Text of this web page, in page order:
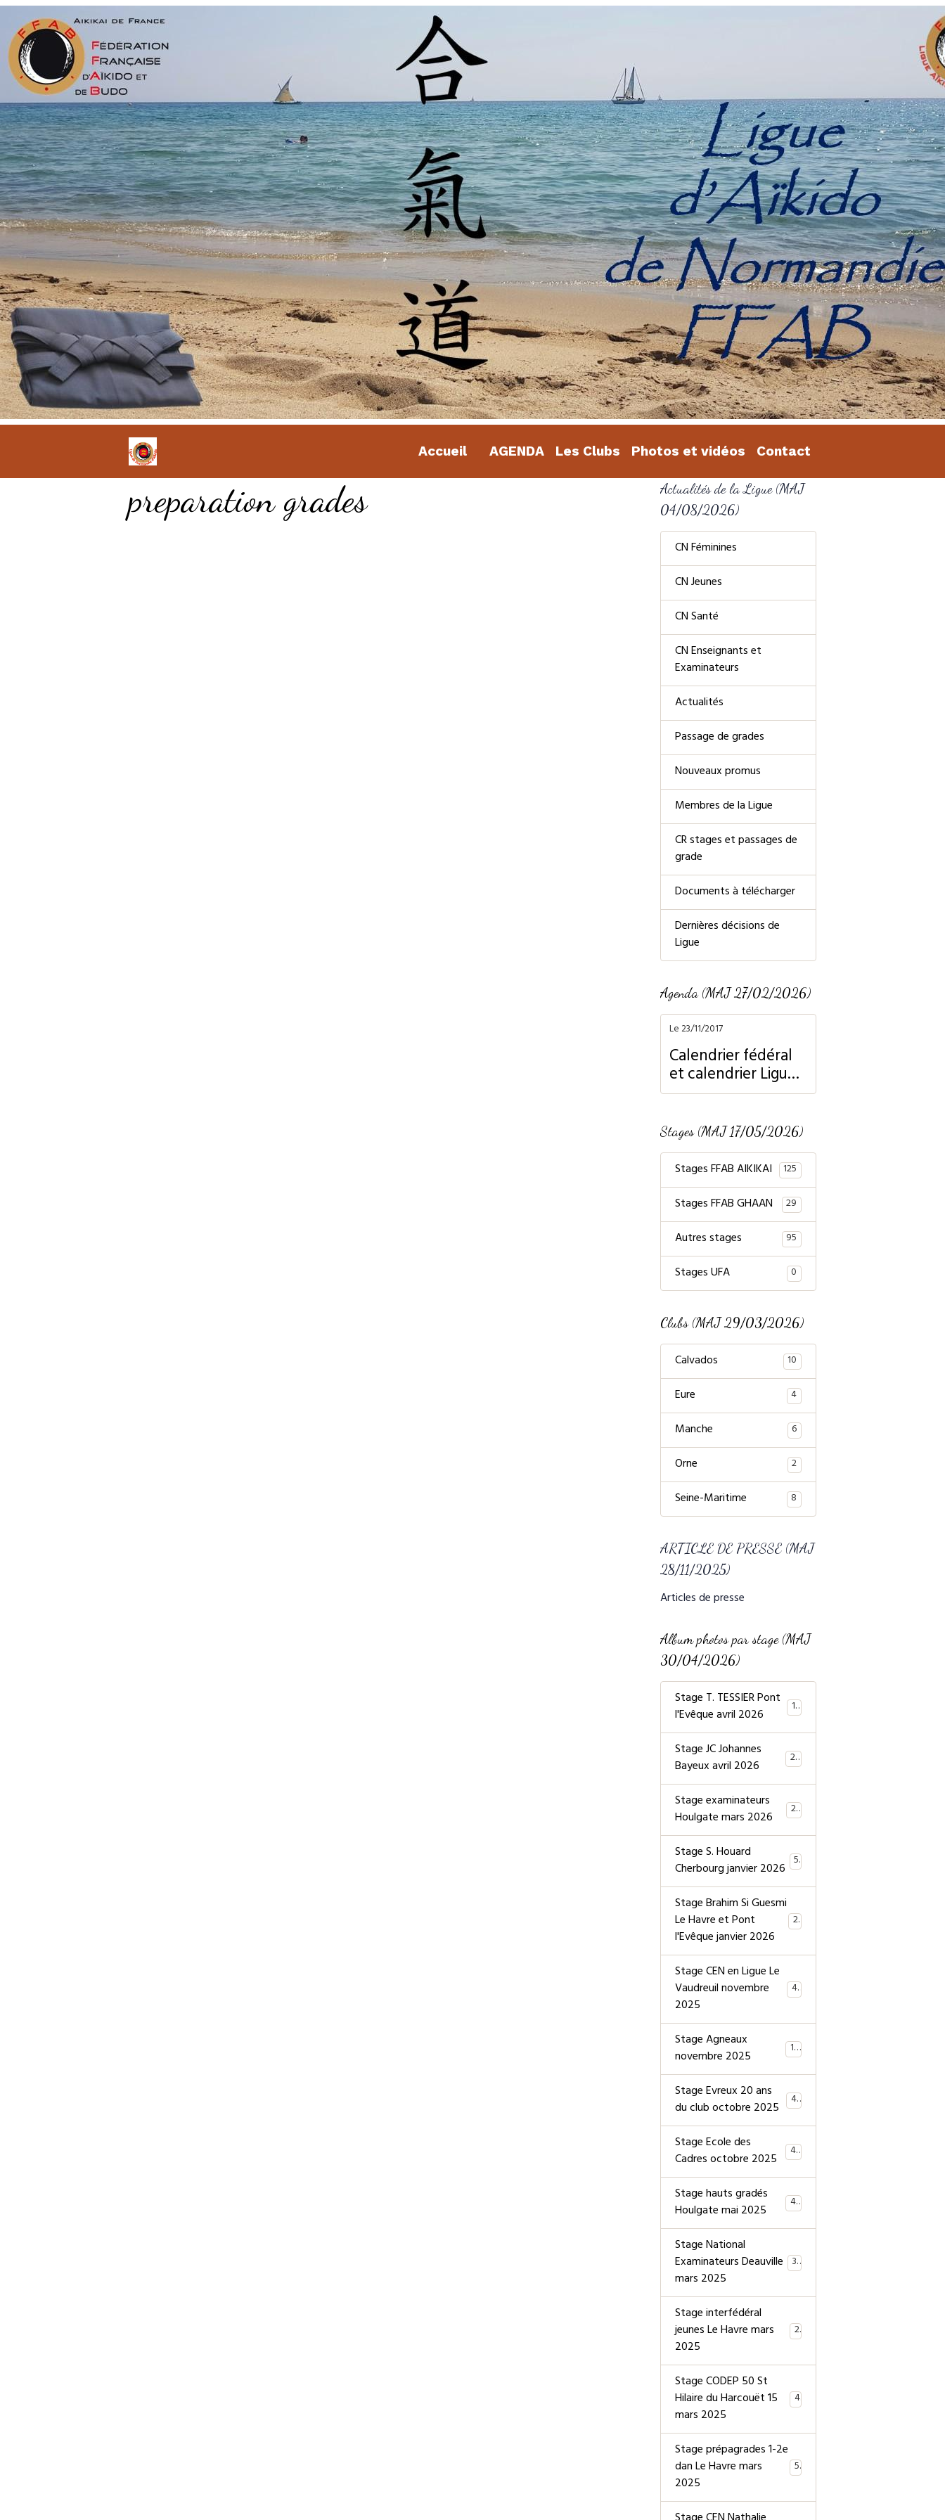
Accueil AGENDA Les Clubs Photos et vidéos Contact
preparation grades
Actualités de la Ligue (MAJ
04/08/2026)
CN Féminines
CN Jeunes
CN Santé
CN Enseignants et
Examinateurs
Actualités
Passage de grades
Nouveaux promus
Membres de la Ligue
CR stages et passages de
grade
Documents à télécharger
Dernières décisions de
Ligue
Agenda (MAJ 27/02/2026)
Le 23/11/2017
Calendrier fédéral
et calendrier Ligue
Normandie
Stages (MAJ 17/05/2026)
Stages FFAB AIKIKAI 125
Stages FFAB GHAAN 29
Autres stages 95
Stages UFA 0
Clubs (MAJ 29/03/2026)
Calvados 10
Eure 4
Manche 6
Orne 2
Seine-Maritime 8
ARTICLE DE PRESSE (MAJ
28/11/2025)
Articles de presse
Album photos par stage (MAJ
30/04/2026)
Stage T. TESSIER Pont
l'Evêque avril 2026
19
Stage JC Johannes
Bayeux avril 2026
20
Stage examinateurs
Houlgate mars 2026
20
Stage S. Houard
Cherbourg janvier 2026
5
Stage Brahim Si Guesmi
Le Havre et Pont
l'Evêque janvier 2026
28
Stage CEN en Ligue Le
Vaudreuil novembre
2025
40
Stage Agneaux
novembre 2025
19
Stage Evreux 20 ans
du club octobre 2025
40
Stage Ecole des
Cadres octobre 2025
40
Stage hauts gradés
Houlgate mai 2025
44
Stage National
Examinateurs Deauville
mars 2025
39
Stage interfédéral
jeunes Le Havre mars
2025
2
Stage CODEP 50 St
Hilaire du Harcouët 15
mars 2025
4
Stage prépagrades 1-2e
dan Le Havre mars
2025
5